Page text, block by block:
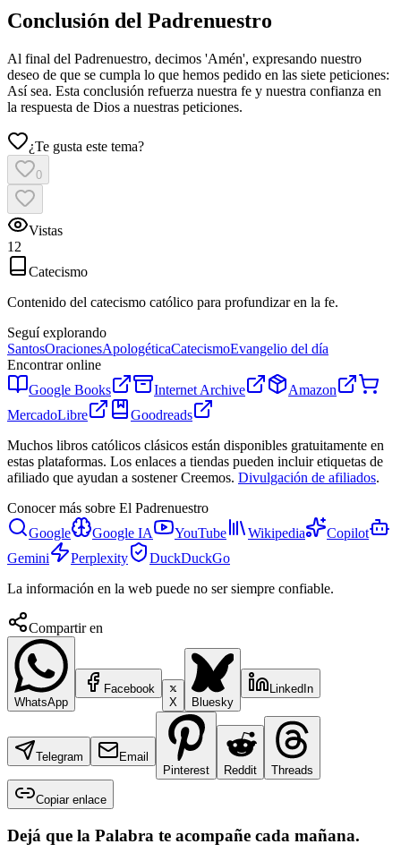
Conclusión del Padrenuestro
Al final del Padrenuestro, decimos 'Amén', expresando nuestro
deseo de que se cumpla lo que hemos pedido en las siete peticiones:
Así sea. Esta conclusión refuerza nuestra fe y nuestra confianza en
la respuesta de Dios a nuestras peticiones.
¿Te gusta este tema?
0
Vistas
12
Catecismo
Contenido del catecismo católico para profundizar en la fe.
Seguí explorando
SantosOracionesApologéticaCatecismoEvangelio del día
Encontrar online
Google Books
Internet Archive
Amazon
MercadoLibre
Goodreads
Muchos libros católicos clásicos están disponibles gratuitamente en
estas plataformas. Los enlaces a tiendas pueden incluir etiquetas de
afiliado que ayudan a sostener Creemos. Divulgación de afiliados.
Conocer más sobre El Padrenuestro
Google
Google IA YouTube Wikipedia
Copilot
Gemini
Perplexity
DuckDuckGo
La información en la web puede no ser siempre confiable.
Compartir en
WhatsApp
Facebook
X
Bluesky
LinkedIn
Telegram
Email
Pinterest
Reddit Threads
Copiar enlace
Dejá que la Palabra te acompañe cada mañana.